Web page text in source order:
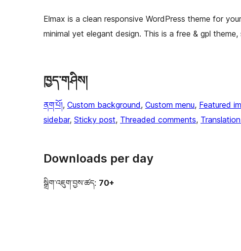
Elmax is a clean responsive WordPress theme for
minimal yet elegant design. This is a free & gpl
ཁྱད་གཤིས།
ནག་པོ།, Custom background, Custom menu, Featured
sidebar, Sticky post, Threaded comments,
Downloads per day
སྒྲིག་འཇུག་བྱས་ཚད: 70+